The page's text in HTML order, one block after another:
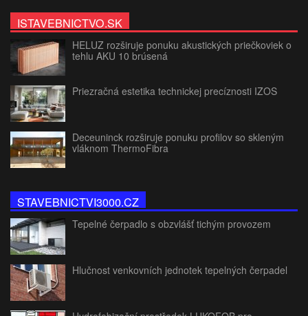
ISTAVEBNICTVO.SK
HELUZ rozširuje ponuku akustických priečkoviek o
tehlu AKU 10 brúsená
Priezračná estetika technickej precíznosti IZOS
Deceuninck rozširuje ponuku profilov so skleným
vláknom ThermoFibra
STAVEBNICTVI3000.CZ
Tepelné čerpadlo s obzvlášť tichým provozem
Hlučnost venkovních jednotek tepelných čerpadel